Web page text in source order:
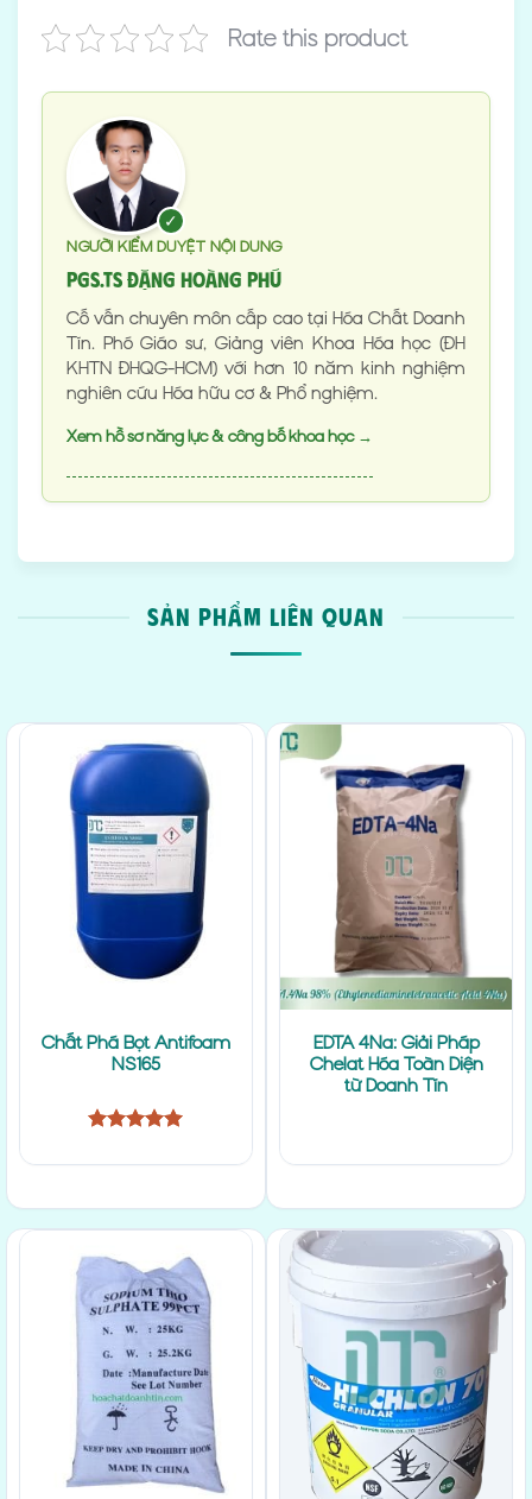
Rate this product
✓
NGƯỜI KIỂM DUYỆT NỘI DUNG
PGS.TS Đặng Hoàng Phú
Cố vấn chuyên môn cấp cao tại Hóa Chất Doanh
Tín. Phó Giáo sư, Giảng viên Khoa Hóa học (ĐH
KHTN ĐHQG-HCM) với hơn 10 năm kinh nghiệm
nghiên cứu Hóa hữu cơ & Phổ nghiệm.
Xem hồ sơ năng lực & công bố khoa học →
SẢN PHẨM LIÊN QUAN
Chất Phá Bọt Antifoam
NS165
hạng55
EDTA 4Na: Giải Pháp
Chelat Hóa Toàn Diện
từ Doanh Tín